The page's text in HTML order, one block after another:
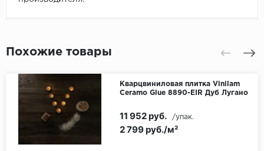
Похожие товары
Кварцвиниловая плитка Vinilam
Ceramo Glue 8890-EIR Дуб Лугано
2 799 руб./м²
11 952 руб. /упак.